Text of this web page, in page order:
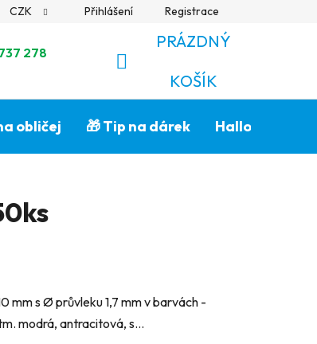
CZK Přihlášení Registrace
278
NÁKUPNÍ
KOŠÍK
PRÁZDNÝ
KOŠÍK
obličej 🎁 Tip na dárek Halloween🎃
mm s Ø průvleku 1,7 mm v barvách -
modrá, antracitová, s...